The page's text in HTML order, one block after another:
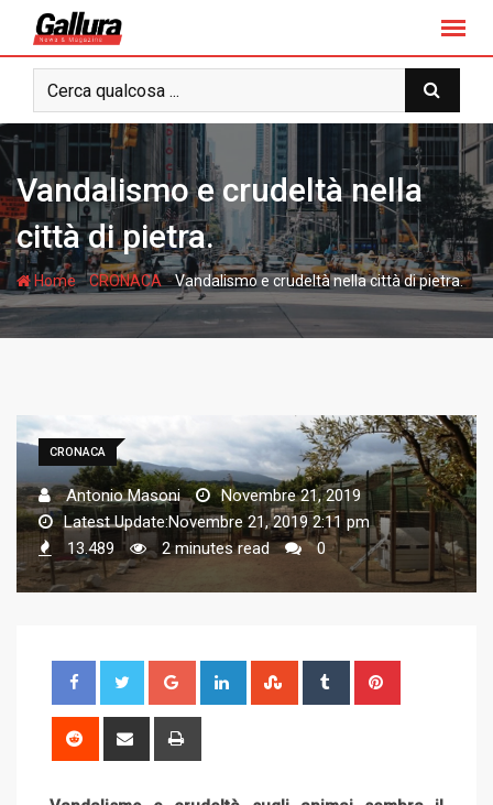
t
o
o
n
t
e
n
t
Vandalismo e crudeltà nella
città di pietra.
Home-CRONACA-Vandalismo e crudeltà nella città di pietra.
CRONACA
Antonio Masoni
Novembre 21, 2019
Latest Update:Novembre 21, 2019 2:11 pm
13.489
2 minutes read 0